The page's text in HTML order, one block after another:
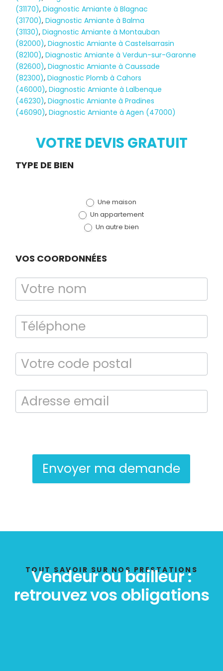
Diagnostic
TERMITES
Bilan énergétique
DPE
(31170),Diagnostic Amiante à Blagnac
(31700),Diagnostic Amiante à Balma
(31130),Diagnostic Amiante à Montauban
(82000),Diagnostic Amiante à Castelsarrasin
(82100),Diagnostic Amiante à Verdun-sur-Garonne
(82600),Diagnostic Amiante à Caussade
(82300),Diagnostic Plomb à Cahors
(46000),Diagnostic Amiante à Lalbenque
(46230),Diagnostic Amiante à Pradines
(46090),Diagnostic Amiante à Agen (47000)
VOTRE DEVIS GRATUIT
Demande
TYPE DE BIEN
Une maison
Un appartement
Un autre bien
VOS COORDONNÉES
Envoyer ma demande
TOUT SAVOIR SUR NOS PRESTATIONS
Vendeur ou bailleur :
retrouvez vos obligations